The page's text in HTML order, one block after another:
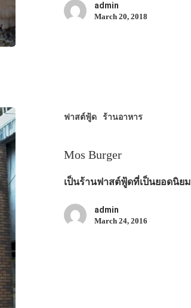
admin
March 20, 2018
ฟาสต์ฟู้ด ร้านอาหาร
Mos Burger
เป็นร้านฟาสต์ฟู้ดที่เป็นยอดนิยม
admin
March 24, 2016